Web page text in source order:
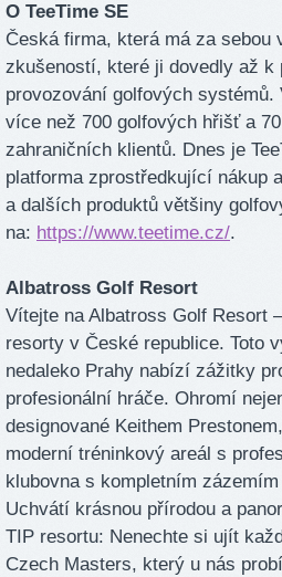
O TeeTime SE
Česká firma, která má za sebou
zkušeností, které ji dovedly až
provozování golfových systémů.
více než 700 golfových hřišť a
zahraničních klientů. Dnes je
platforma zprostředkující nákup
a dalších produktů většiny
na: https://www.teetime.cz/.
Albatross Golf Resort
Vítejte na Albatross Golf Resort
resorty v České republice. Toto
nedaleko Prahy nabízí zážitky
profesionální hráče. Ohromí
designované Keithem
moderní tréninkový areál s
klubovna s kompletním
Uchvátí krásnou přírodou a
TIP resortu: Nenechte si ujít
Czech Masters, který u nás